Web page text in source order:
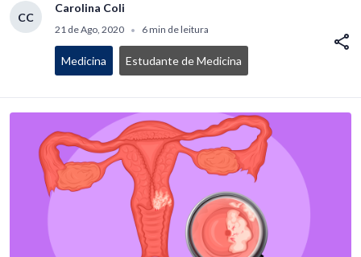
CC
Carolina Coli
21 de Ago, 2020 • 6 min de leitura
Medicina Estudante de Medicina